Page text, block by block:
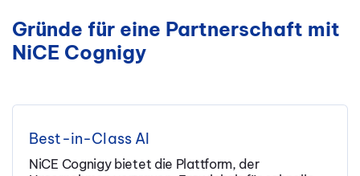
Gründe für eine Partnerschaft mit
NiCE Cognigy
Best-in-Class AI
NiCE Cognigy bietet die Plattform, der